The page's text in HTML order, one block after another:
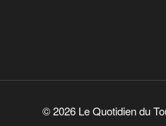
© 2026 Le Quotidien du